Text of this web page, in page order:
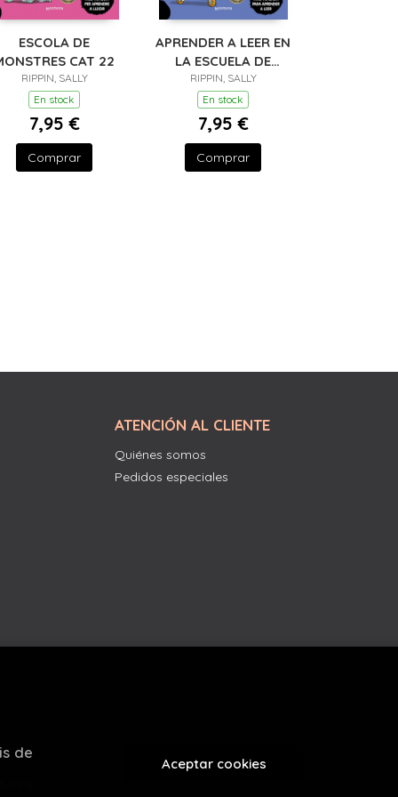
ESCOLA DE
CAT 22
RIPPIN, SALLY
En stock
7,95 €
Comprar
APRENDER A LEER EN
LA ESCUELA DE
MONSTRUOS 21 -
ESQUELETICO PERO
FRENETICO
RIPPIN, SALLY
En stock
7,95 €
Comprar
ATENCIÓN AL CLIENTE
Quiénes somos
Pedidos especiales
y
de
Aceptar cookies